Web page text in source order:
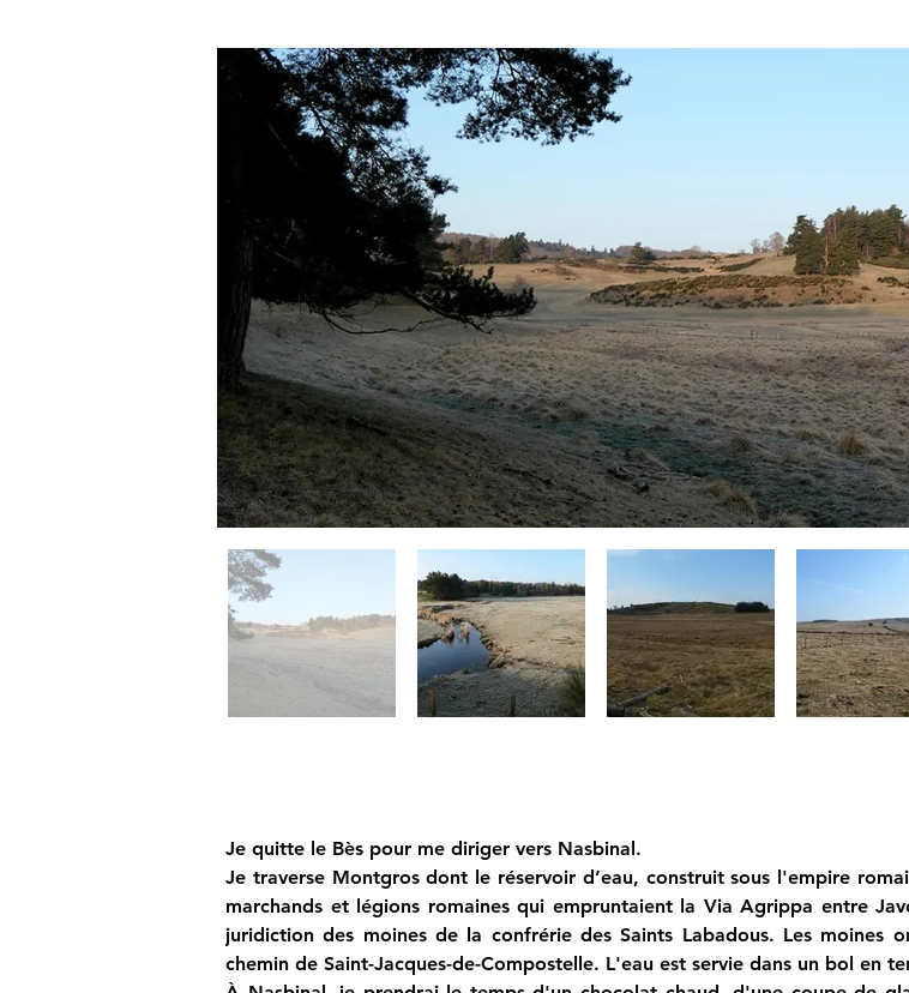
Je quitte le Bès pour me diriger vers Nasbinal.
Je traverse Montgros dont le réservoir d’eau, construit sous l'empire
marchands et légions romaines qui empruntaient la Via Agrippa entre
juridiction des moines de la confrérie des Saints Labadous. Les moines
chemin de Saint-Jacques-de-Compostelle. L'eau est servie dans un bol en